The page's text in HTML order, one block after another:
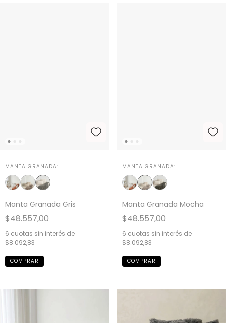
MANTA GRANADA:
Manta Granada Gris
$48.557,00
6 cuotas sin interés de
$8.092,83
MANTA GRANADA:
Manta Granada Mocha
$48.557,00
6 cuotas sin interés de
$8.092,83